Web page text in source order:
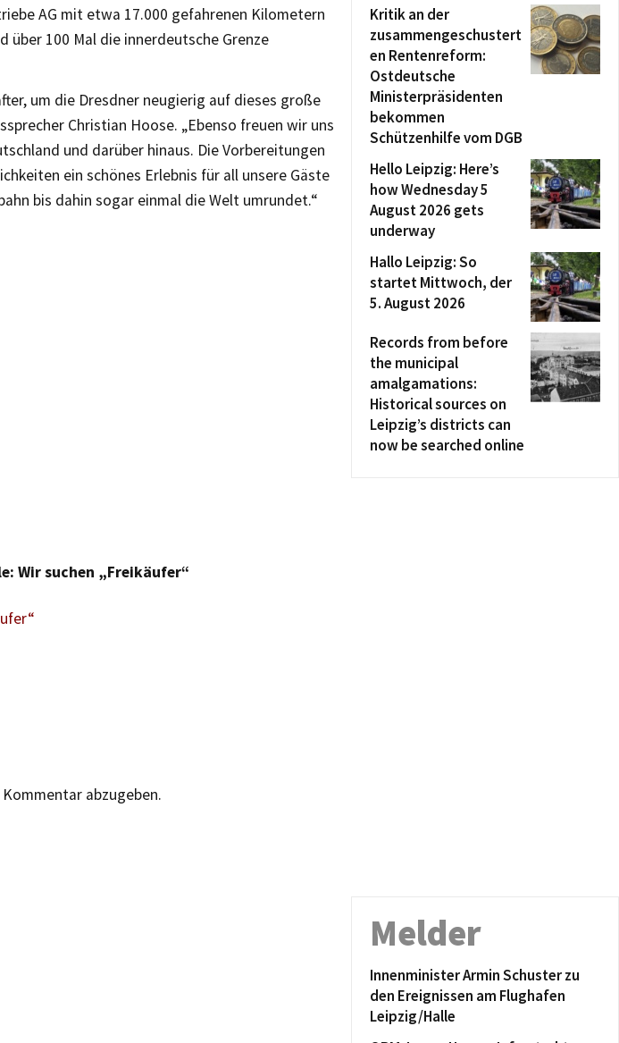
AG mit etwa 17.000 gefahrenen Kilometern
100 Mal die innerdeutsche Grenze
um die Dresdner neugierig auf dieses große
Christian Hoose. „Ebenso freuen wir uns
und darüber hinaus. Die Vorbereitungen
ein schönes Erlebnis für all unsere Gäste
bis dahin sogar einmal die Welt umrundet.“
Wir suchen „Freikäufer“
abzugeben.
Kritik an der
zusammengeschustert
en Rentenreform:
Ostdeutsche
Ministerpräsidenten
bekommen
Schützenhilfe vom DGB
Hello Leipzig: Here’s
how Wednesday 5
August 2026 gets
underway
Hallo Leipzig: So
startet Mittwoch, der
5. August 2026
Records from before
the municipal
amalgamations:
Historical sources on
Leipzig’s districts can
now be searched online
Melder
Innenminister Armin Schuster zu
den Ereignissen am Flughafen
Leipzig/Halle